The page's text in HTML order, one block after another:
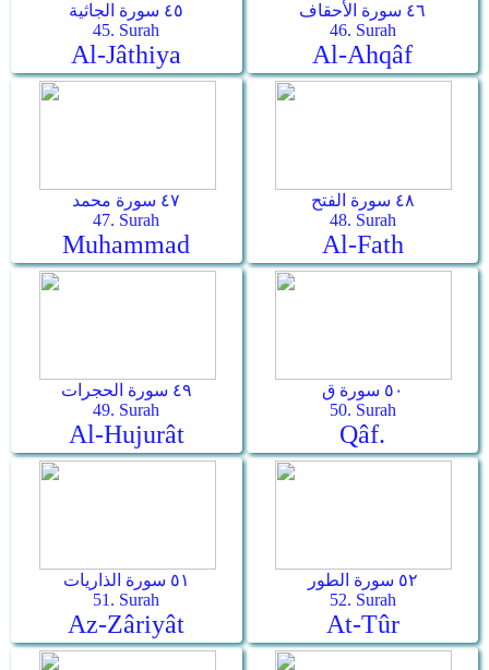
٤٥ سورة الجاثية
45. Surah
Al-Jâthiya
٤٦ سورة الأحقاف
46. Surah
Al-Ahqâf
٤٧ سورة محمد
47. Surah
Muhammad
٤٨ سورة الفتح
48. Surah
Al-Fath
٤٩ سورة الحجرات
49. Surah
Al-Hujurât
٥٠ سورة ق
50. Surah
Qâf.
٥١ سورة الذاريات
51. Surah
Az-Zâriyât
٥٢ سورة الطور
52. Surah
At-Tûr